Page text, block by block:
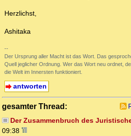
Herzlichst,
Ashitaka
--
Der Ursprung aller Macht ist das Wort. Das
Quell jeglicher Ordnung. Wer das Wort neu ordnet,
die Welt im Innersten funktioniert.
antworten
gesamter Thread:
Der Zusammenbruch des
09:38